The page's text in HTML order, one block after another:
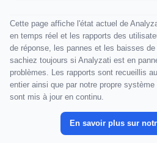
Cette page affiche l'état actuel de
en temps réel et les rapports des
de réponse, les pannes et les baisses
sachiez toujours si Analyzati est en
problèmes. Les rapports sont recueillis
entier ainsi que par notre propre
sont mis à jour en continu.
En savoir plus sur